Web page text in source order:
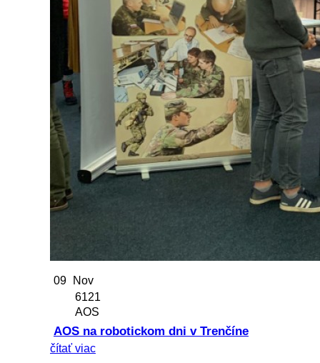
09
Nov
6121
AOS
AOS na robotickom dni v Trenčíne
čítať viac